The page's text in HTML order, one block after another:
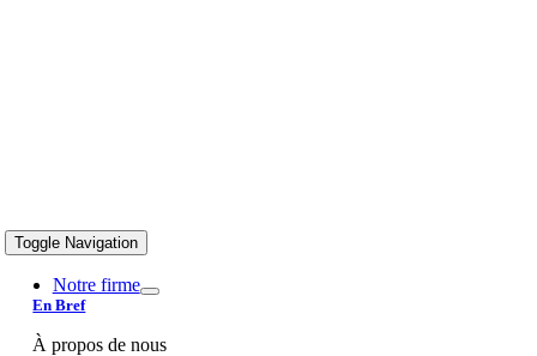
Toggle Navigation
Notre firme
En Bref
À propos de nous